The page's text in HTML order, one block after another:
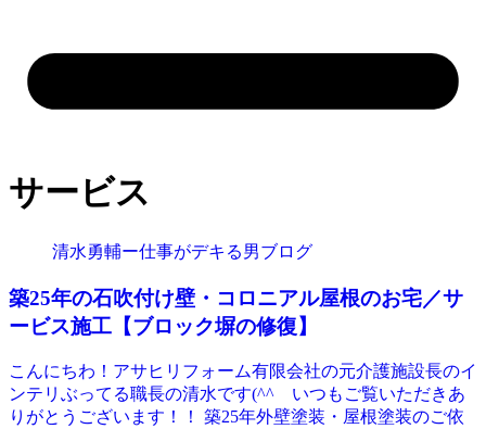
サービス
清水勇輔ー仕事がデキる男ブログ
築25年の石吹付け壁・コロニアル屋根のお宅／サ
ービス施工【ブロック塀の修復】
こんにちわ！アサヒリフォーム有限会社の元介護施設長のイ
ンテリぶってる職長の清水です(^^ゞいつもご覧いただきあ
りがとうございます！！ 築25年外壁塗装・屋根塗装のご依